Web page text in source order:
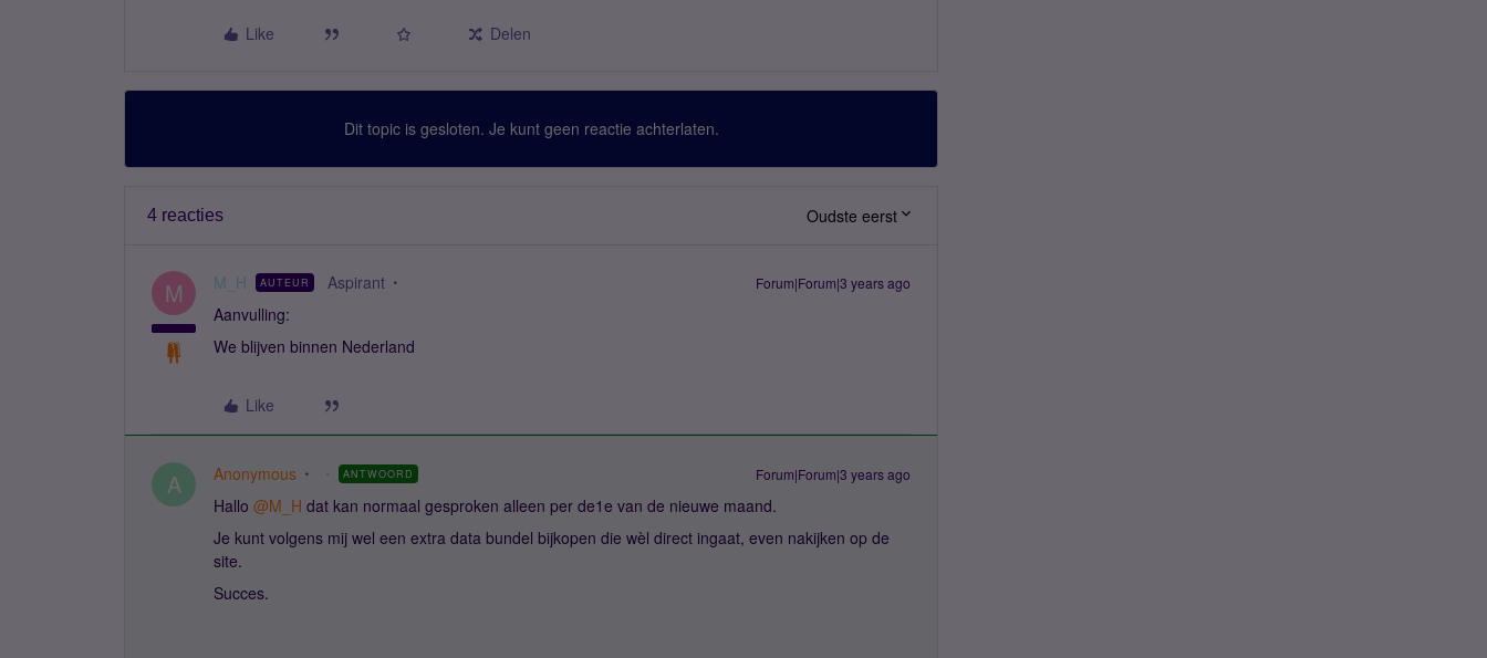
Like Delen
Dit topic is gesloten. Je kunt geen reactie achterlaten.
4 reacties Oudste eerst
M M_H AUTEUR Aspirant Forum|Forum|3 years ago
Aanvulling:
We blijven binnen Nederland
Like
A Anonymous ANTWOORD Forum|Forum|3 years ago
Hallo @M_H dat kan normaal gesproken alleen per de1e van de nieuwe maand.
Je kunt volgens mij wel een extra data bundel bijkopen die wèl direct ingaat, even nakijken op de
site.
Succes.